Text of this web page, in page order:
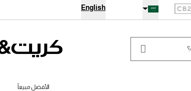
English
الأفضل مبيعاً